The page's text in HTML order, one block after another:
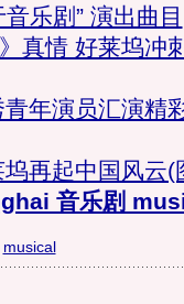
乐剧” 演出曲目
真情 好莱坞冲
年演员汇演精
再起中国风云(
音乐剧
musical